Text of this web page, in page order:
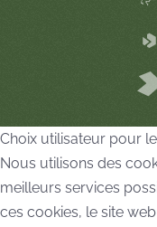
Choix utilisateur pour
Nous utilisons des
meilleurs services
ces cookies, le site